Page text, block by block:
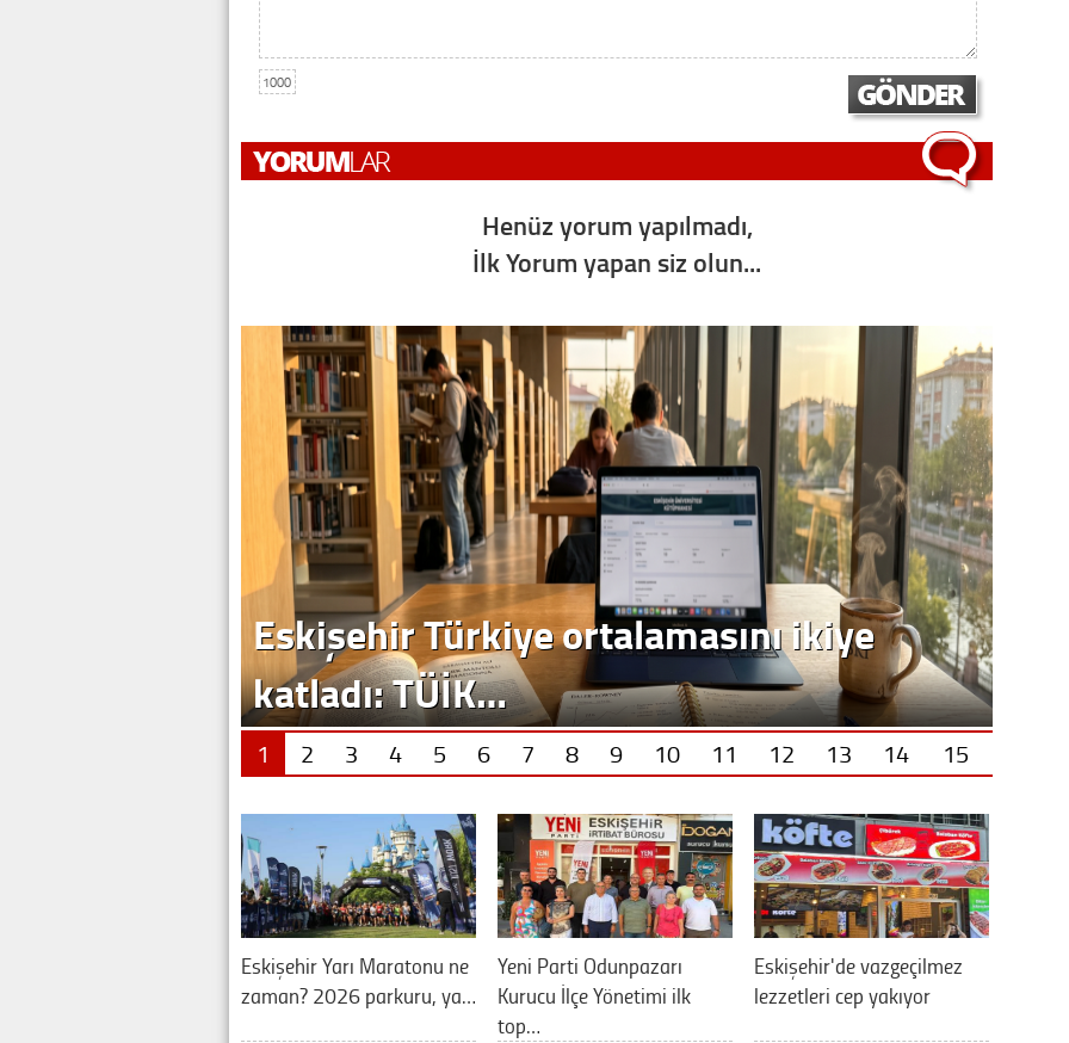
1000
Henüz yorum yapılmadı,
İlk Yorum yapan siz olun...
Eskişehir Türkiye ortalamasını ikiye
katladı: TÜİK…
1 2 3 4 5 6 7 8 9 10 11 12 13 14 15
Eskişehir Yarı Maratonu ne
zaman? 2026 parkuru, ya…
Yeni Parti Odunpazarı
Kurucu İlçe Yönetimi ilk
top…
Eskişehir'de vazgeçilmez
lezzetleri cep yakıyor